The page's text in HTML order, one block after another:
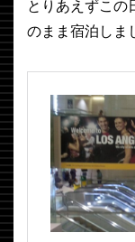
とりあえずこの
のまま宿泊しま